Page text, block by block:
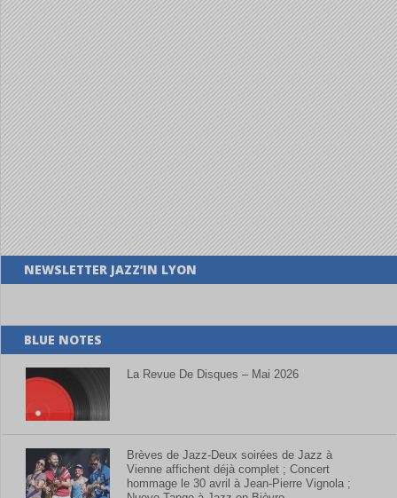
NEWSLETTER JAZZ’IN LYON
BLUE NOTES
La Revue De Disques – Mai 2026
Brèves de Jazz-Deux soirées de Jazz à
Vienne affichent déjà complet ; Concert
hommage le 30 avril à Jean-Pierre Vignola ;